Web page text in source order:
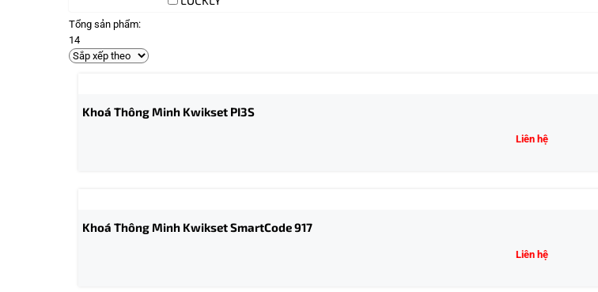
Tổng sản phẩm:
14
Khoá Thông Minh Kwikset PI3S
Liên hệ
Khoá Thông Minh Kwikset SmartCode 917
Liên hệ